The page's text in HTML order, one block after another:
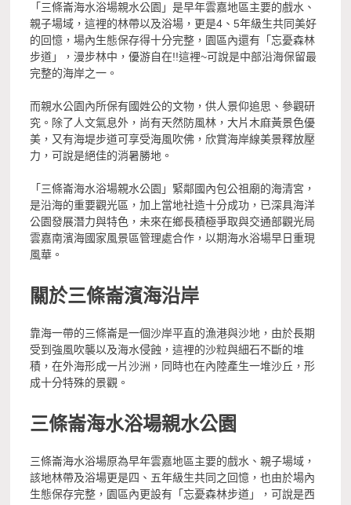
「三條崙海水浴場親水公園」是早年雲嘉地區主要的戲水、
親子場域，這裡的林帶以及浴場，更是4、5年級生共同美好
的回憶，場內生態保存得十分完整，園區內還有「忘憂森林
步道」，漫步林中，優游自在!!這裡~可說是中部沿海保留最
完整的海岸之一。
而親水公園內所保有國姓公的文物，供人景仰追思、參觀研
究。除了人文氣息外，尚有天然防風林，大片木麻黃景色優
美，又有海堤步道可享受海風吹佛，欣賞海岸線美景釋放壓
力，可說是絕佳的消暑勝地。
「三條崙海水浴場親水公園」緊鄰國內包公祖廟的海清宮，
是沿海的重要觀光區，加上當地社造十分成功，已深具海洋
公園發展潛力與特色，未來在鄉長積極爭取與交通部觀光局
雲嘉南濱海國家風景區管理處合作，以期海水浴場早日重現
風華。
關於三條崙濱海沿岸
靠海一帶的三條崙是一個沙岸平直的漁港與沙地，由於長期
受到強風吹襲以及海水侵蝕，這裡的沙粒與細石不斷的堆
積，在外海形成一片沙洲，同時也在內陸產生一堆沙丘，形
成十分特殊的景觀。
三條崙海水浴場親水公園
三條崙海水浴場原為早年雲嘉地區主要的戲水、親子場域，
該地林帶及浴場更是四、五年級生共同之回憶，也由於場內
生態保存完整，園區內更設有「忘憂森林步道」，可說是西